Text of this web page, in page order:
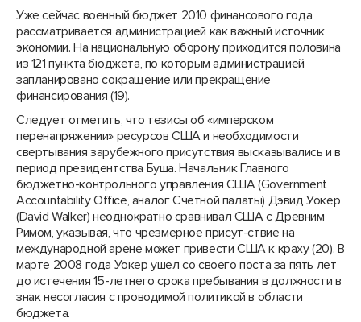
Уже сейчас военный бюджет 2010 финансового года
рассматривается администрацией как важный источник
экономии. На национальную оборону приходится половина
из 121 пункта бюджета, по которым администрацией
запланировано сокращение или прекращение
финансирования (19).
Следует отметить, что тезисы об «имперском
перенапряжении» ресурсов США и необходимости
свертывания зарубежного присутствия высказывались и в
период президентства Буша. Начальник Главного
бюджетно-контрольного управления США (Government
Accountability Office, аналог Счетной палаты) Дэвид Уокер
(David Walker) неоднократно сравнивал США с Древним
Римом, указывая, что чрезмерное присут-ствие на
международной арене может привести США к краху (20). В
марте 2008 года Уокер ушел со своего поста за пять лет
до истечения 15-летнего срока пребывания в должности в
знак несогласия с проводимой политикой в области
бюджета.